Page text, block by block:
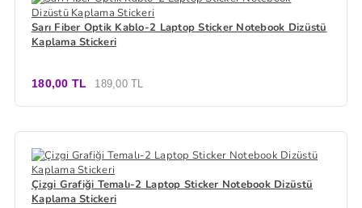
Sarı Fiber Optik Kablo-2 Laptop Sticker Notebook Dizüstü
Kaplama Stickeri
180,00 TL 189,00 TL
Çizgi Grafiği Temalı-2 Laptop Sticker Notebook Dizüstü
Kaplama Stickeri